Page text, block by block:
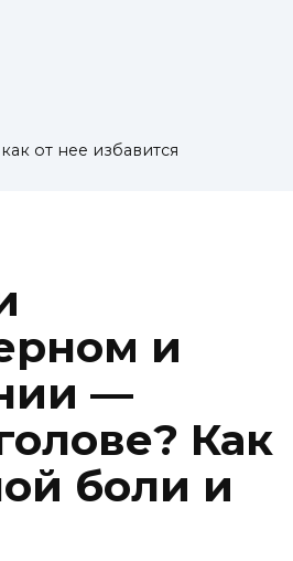
от нее избавится
и
—
Как
боли и